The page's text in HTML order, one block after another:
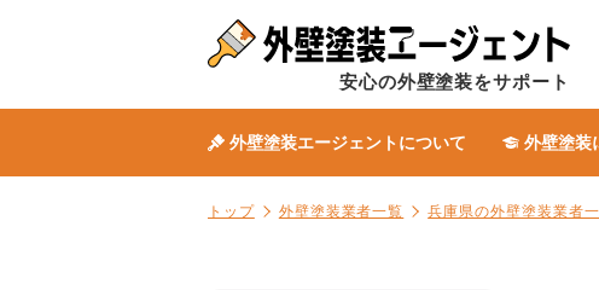
安心の外壁塗装をサポート
外壁塗装エージェントについて 外壁塗装
トップ 外壁塗装業者一覧 兵庫県の外壁塗装業者